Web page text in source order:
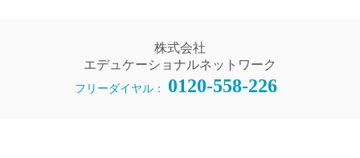
株式会社
エデュケーショナルネットワーク
フリーダイヤル： 0120-558-226